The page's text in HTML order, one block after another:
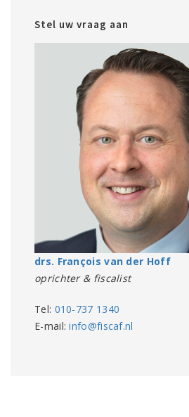
Stel uw vraag aan
drs. François van der Hoff
oprichter & fiscalist
Tel: 010-737 1340
E-mail:info@fiscaf.nl